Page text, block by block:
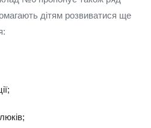
дітям розвиватися ще